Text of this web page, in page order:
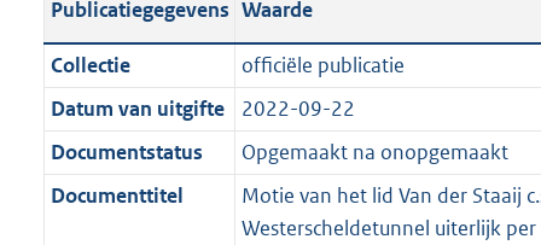
i
e
i
n
f
3
K
b
t
i
e
i
n
:
K
b
a
t
i
e
i
e
3
K
b
c
a
t
i
e
t
:
6
K
a
n
d
s
g
r
o
a
n
d
s
g
r
Publicatiegegevens Waarde
Collectie
officiële publicatie
Datum van uitgifte
2022-09-22
Documentstatus
Opgemaakt na onopgemaakt
Documenttitel
Motie van het lid Van der Staaij
Westerscheldetunnel uiterlijk